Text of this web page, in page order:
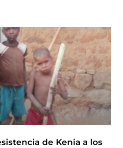
de Kenia a los